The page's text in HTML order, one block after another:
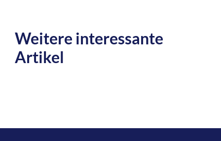
Weitere interessante
Artikel